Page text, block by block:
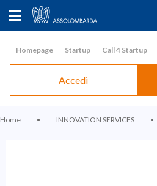
Homepage Startup Call 4 Startup
Accedi
Home • INNOVATION SERVICES •